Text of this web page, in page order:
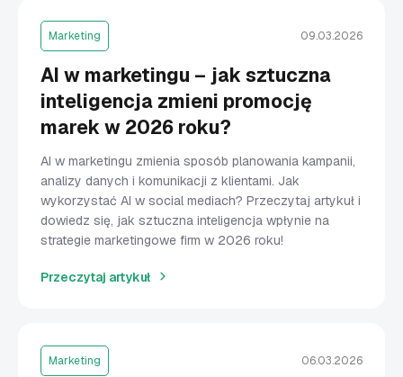
Marketing 09.03.2026
AI w marketingu – jak sztuczna
inteligencja zmieni promocję
marek w 2026 roku?
AI w marketingu zmienia sposób planowania kampanii,
analizy danych i komunikacji z klientami. Jak
wykorzystać AI w social mediach? Przeczytaj artykuł i
dowiedz się, jak sztuczna inteligencja wpłynie na
strategie marketingowe firm w 2026 roku!
Przeczytaj artykuł
Marketing 06.03.2026